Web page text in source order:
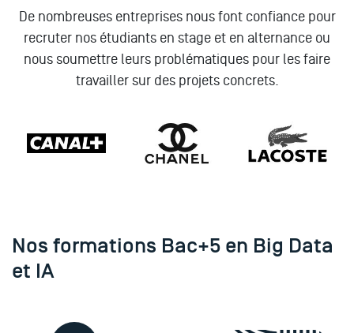
De nombreuses entreprises nous font confiance pour
recruter nos étudiants en stage et en alternance ou
nous soumettre leurs problématiques pour les faire
travailler sur des projets concrets.
Nos formations Bac+5 en Big Data
et IA